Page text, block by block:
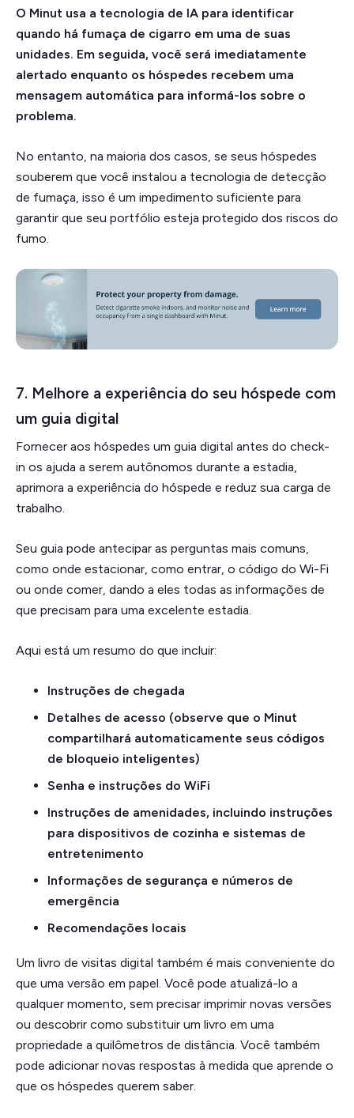
O Minut usa a tecnologia de IA para identificar
quando há fumaça de cigarro em uma de suas
unidades. Em seguida, você será imediatamente
alertado enquanto os hóspedes recebem uma
mensagem automática para informá-los sobre o
problema.
No entanto, na maioria dos casos, se seus hóspedes
souberem que você instalou a tecnologia de detecção
de fumaça, isso é um impedimento suficiente para
garantir que seu portfólio esteja protegido dos riscos do
fumo.
7. Melhore a experiência do seu hóspede com
um guia digital
Fornecer aos hóspedes um guia digital antes do check-
in os ajuda a serem autônomos durante a estadia,
aprimora a experiência do hóspede e reduz sua carga de
trabalho.
Seu guia pode antecipar as perguntas mais comuns,
como onde estacionar, como entrar, o código do Wi-Fi
ou onde comer, dando a eles todas as informações de
que precisam para uma excelente estadia.
Aqui está um resumo do que incluir:
Instruções de chegada
Detalhes de acesso (observe que o Minut
compartilhará automaticamente seus códigos
de bloqueio inteligentes)
Senha e instruções do WiFi
Instruções de amenidades, incluindo instruções
para dispositivos de cozinha e sistemas de
entretenimento
Informações de segurança e números de
emergência
Recomendações locais
Um livro de visitas digital também é mais conveniente do
que uma versão em papel. Você pode atualizá-lo a
qualquer momento, sem precisar imprimir novas versões
ou descobrir como substituir um livro em uma
propriedade a quilômetros de distância. Você também
pode adicionar novas respostas à medida que aprende o
que os hóspedes querem saber.